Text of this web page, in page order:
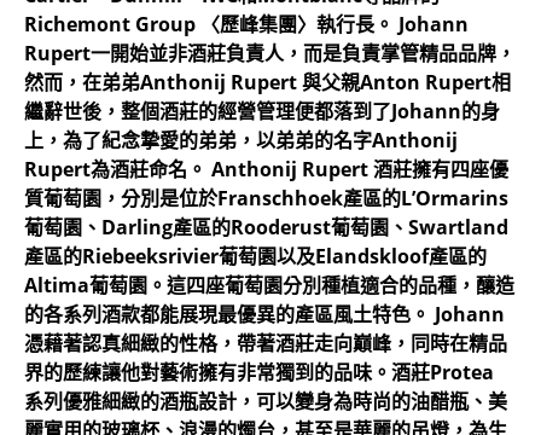
Richemont Group 〈歷峰集團〉執行長。 Johann
Rupert一開始並非酒莊負責人，而是負責掌管精品品牌，
然而，在弟弟Anthonij Rupert 與父親Anton Rupert相
繼辭世後，整個酒莊的經營管理便都落到了Johann的身
上，為了紀念摯愛的弟弟，以弟弟的名字Anthonij
Rupert為酒莊命名。 Anthonij Rupert 酒莊擁有四座優
質葡萄園，分別是位於Franschhoek產區的L’Ormarins
葡萄園、Darling產區的Rooderust葡萄園、Swartland
產區的Riebeeksrivier葡萄園以及Elandskloof產區的
Altima葡萄園。這四座葡萄園分別種植適合的品種，釀造
的各系列酒款都能展現最優異的產區風土特色。 Johann
憑藉著認真細緻的性格，帶著酒莊走向巔峰，同時在精品
界的歷練讓他對藝術擁有非常獨到的品味。酒莊Protea
系列優雅細緻的酒瓶設計，可以變身為時尚的油醋瓶、美